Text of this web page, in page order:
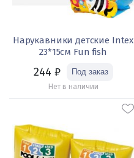
Нарукавники детские Intex
23*15см Fun fish
244 ₽
Нет в наличии